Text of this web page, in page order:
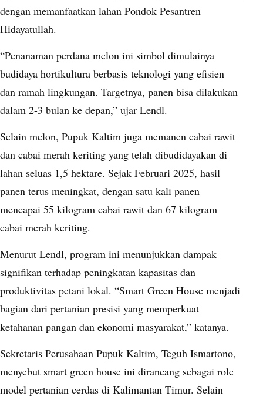
dengan memanfaatkan lahan Pondok Pesantren
Hidayatullah.
“Penanaman perdana melon ini simbol dimulainya
budidaya hortikultura berbasis teknologi yang efisien
dan ramah lingkungan. Targetnya, panen bisa dilakukan
dalam 2-3 bulan ke depan,” ujar Lendl.
Selain melon, Pupuk Kaltim juga memanen cabai rawit
dan cabai merah keriting yang telah dibudidayakan di
lahan seluas 1,5 hektare. Sejak Februari 2025, hasil
panen terus meningkat, dengan satu kali panen
mencapai 55 kilogram cabai rawit dan 67 kilogram
cabai merah keriting.
Menurut Lendl, program ini menunjukkan dampak
signifikan terhadap peningkatan kapasitas dan
produktivitas petani lokal. “Smart Green House menjadi
bagian dari pertanian presisi yang memperkuat
ketahanan pangan dan ekonomi masyarakat,” katanya.
Sekretaris Perusahaan Pupuk Kaltim, Teguh Ismartono,
menyebut smart green house ini dirancang sebagai role
model pertanian cerdas di Kalimantan Timur. Selain